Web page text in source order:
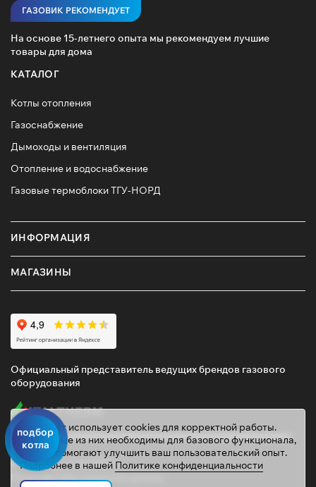
подбор
котла
ГАЗОВИК РЕКОМЕНДУЕТ
На основе 15-летнего опыта мы рекомендуем лучшие
товары для дома
КАТАЛОГ
Котлы отопления
Газоснабжение
Дымоходы и вентиляция
Отопление и водоснабжение
Газовые термоблоки ТГУ-НОРД
ИНФОРМАЦИЯ
МАГАЗИНЫ
Официальный представитель ведущих брендов газового
оборудования
© 2026 ТД «ГАЗОВИК»
Политика персональных данных
Этот сайт использует cookies для корректной работы.
Некоторые из них необходимы для базового функционала,
другие помогают улучшить ваш пользовательский опыт.
Подробнее в нашей Политике конфиденциальности